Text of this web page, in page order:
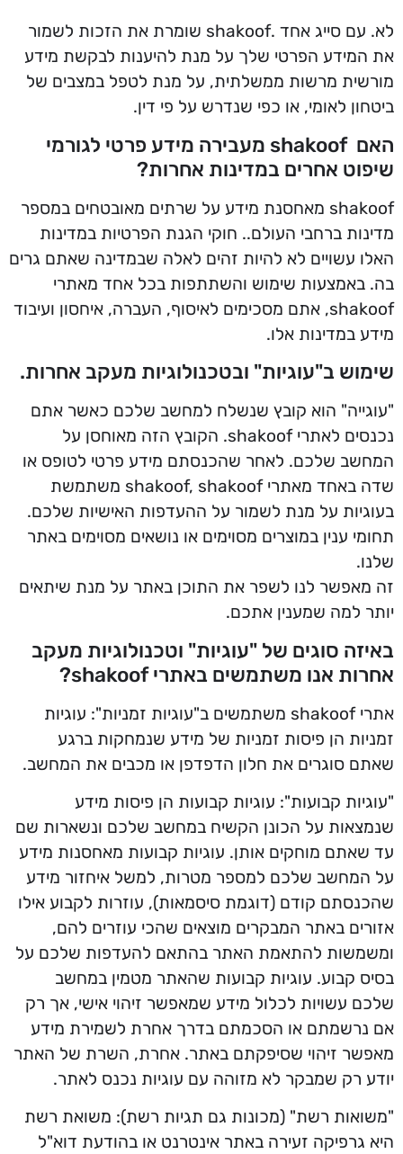
לא. עם סייג אחד .shakoof שומרת את הזכות לשמור
את המידע הפרטי שלך על מנת להיענות לבקשת מידע
מורשית מרשות ממשלתית, על מנת לטפל במצבים של
ביטחון לאומי, או כפי שנדרש על פי דין.
האם shakoof מעבירה מידע פרטי לגורמי
שיפוט אחרים במדינות אחרות?
shakoof מאחסנת מידע על שרתים מאובטחים במספר
מדינות ברחבי העולם.. חוקי הגנת הפרטיות במדינות
האלו עשויים לא להיות זהים לאלה שבמדינה שאתם גרים
בה. באמצעות שימוש והשתתפות בכל אחד מאתרי
shakoof, אתם מסכימים לאיסוף, העברה, איחסון ועיבוד
מידע במדינות אלו.
שימוש ב"עוגיות" ובטכנולוגיות מעקב אחרות.
"עוגייה" הוא קובץ שנשלח למחשב שלכם כאשר אתם
נכנסים לאתרי shakoof. הקובץ הזה מאוחסן על
המחשב שלכם. לאחר שהכנסתם מידע פרטי לטופס או
שדה באחד מאתרי shakoof, shakoof משתמשת
בעוגיות על מנת לשמור על ההעדפות האישיות שלכם.
תחומי ענין במוצרים מסוימים או נושאים מסוימים באתר
שלנו.
זה מאפשר לנו לשפר את התוכן באתר על מנת שיתאים
יותר למה שמענין אתכם.
באיזה סוגים של "עוגיות" וטכנולוגיות מעקב
אחרות אנו משתמשים באתרי shakoof?
אתרי shakoof משתמשים ב"עוגיות זמניות": עוגיות
זמניות הן פיסות זמניות של מידע שנמחקות ברגע
שאתם סוגרים את חלון הדפדפן או מכבים את המחשב.
"עוגיות קבועות": עוגיות קבועות הן פיסות מידע
שנמצאות על הכונן הקשיח במחשב שלכם ונשארות שם
עד שאתם מוחקים אותן. עוגיות קבועות מאחסנות מידע
על המחשב שלכם למספר מטרות, למשל איחזור מידע
שהכנסתם קודם (דוגמת סיסמאות), עוזרות לקבוע אילו
אזורים באתר המבקרים מוצאים שהכי עוזרים להם,
ומשמשות להתאמת האתר בהתאם להעדפות שלכם על
בסיס קבוע. עוגיות קבועות שהאתר מטמין במחשב
שלכם עשויות לכלול מידע שמאפשר זיהוי אישי, אך רק
אם נרשמתם או הסכמתם בדרך אחרת לשמירת מידע
מאפשר זיהוי שסיפקתם באתר. אחרת, השרת של האתר
יודע רק שמבקר לא מזוהה עם עוגיות נכנס לאתר.
"משואות רשת" (מכונות גם תגיות רשת): משואת רשת
היא גרפיקה זעירה באתר אינטרנט או בהודעת דוא"ל